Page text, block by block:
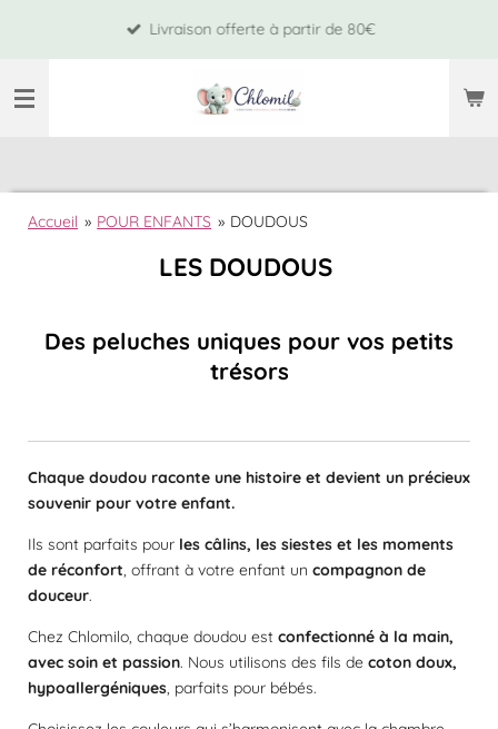
principal
Livraison offerte à partir de 80€
Accueil » POUR ENFANTS » DOUDOUS
LES DOUDOUS
Des peluches uniques pour vos petits
trésors
Chaque doudou raconte une histoire et devient un précieux
souvenir pour votre enfant.
Ils sont parfaits pour les câlins, les siestes et les moments
de réconfort, offrant à votre enfant un compagnon de
douceur.
Chez Chlomilo, chaque doudou est confectionné à la main,
avec soin et passion. Nous utilisons des fils de coton doux,
hypoallergéniques, parfaits pour bébés.